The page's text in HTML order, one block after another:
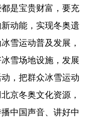
是宝贵财富，要充
动能，实现冬奥遗
雪运动普及发展，
雪场地设施，发展
，把群众冰雪运动
京冬奥文化资源，
中国声音、讲好中